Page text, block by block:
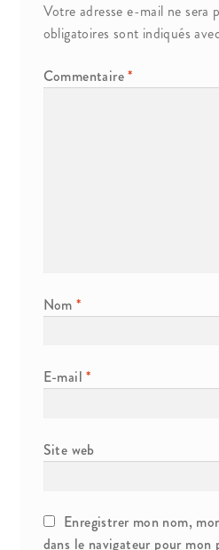
Panier
Politique d’utilisation des
Votre adresse e-mail ne sera
obligatoires sont indiqués
Commentaire*
Nom*
E-mail*
Site web
Enregistrer mon nom,
dans le navigateur pour mon